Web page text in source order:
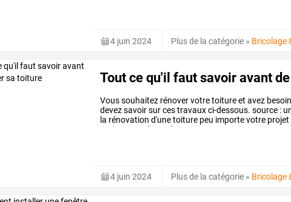
4 juin 2024 Plus de la catégorie » Bricolage
Tout ce qu'il faut savoir avant
Voussouhaitez rénovervotretoitureet avez besoin
devezsavoirsurcestravauxci-dessous. source :
la rénovation d'unetoiture peu importevotre projet
toujours
appliquer la
4 juin 2024 Plus de la catégorie » Bricolage